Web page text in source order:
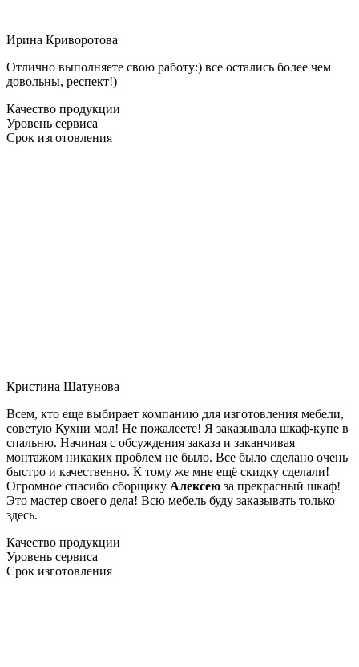
Ирина Криворотова
Отлично выполняете свою работу:) все остались более чем
довольны, респект!)
Качество продукции
Уровень сервиса
Срок изготовления
Кристина Шатунова
Всем, кто еще выбирает компанию для изготовления мебели,
советую Кухни мол! Не пожалеете! Я заказывала шкаф-купе в
спальню. Начиная с обсуждения заказа и заканчивая
монтажом никаких проблем не было. Все было сделано очень
быстро и качественно. К тому же мне ещё скидку сделали!
Огромное спасибо сборщику Алексею за прекрасный шкаф!
Это мастер своего дела! Всю мебель буду заказывать только
здесь.
Качество продукции
Уровень сервиса
Срок изготовления